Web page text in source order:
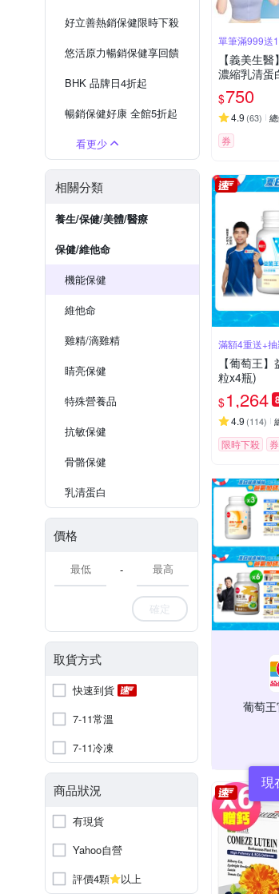
好立善熱銷保健限時下殺
悠活原力暢銷保健享回饋
BHK 品牌日4折起
暢銷保健好康 全館5折起
看更少
相關分類
養生/保健/美體/醫療
保健/維他命
機能保健
維他命
雞精/滴雞精
睛亮保健
特殊營養品
抗敏保健
骨骼保健
乳清蛋白
價格
-
確定
取貨方式
快速到貨
7-11常溫
7-11冷凍
商品狀況
有現貨
Yahoo自營
評價4顆
以上
單筆滿999送
10%OP
【義美生
濃縮乳清蛋
10包/盒)
$750
4.9 (63)
券
滿額4重送+
【葡萄王
粒x4瓶)
$1,264
4.9 (114)
限時下殺 券
葡萄
現